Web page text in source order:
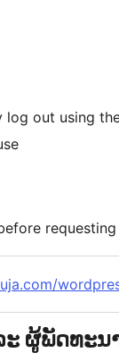
log out using
requesting
ຜູ້ພັດທະນ